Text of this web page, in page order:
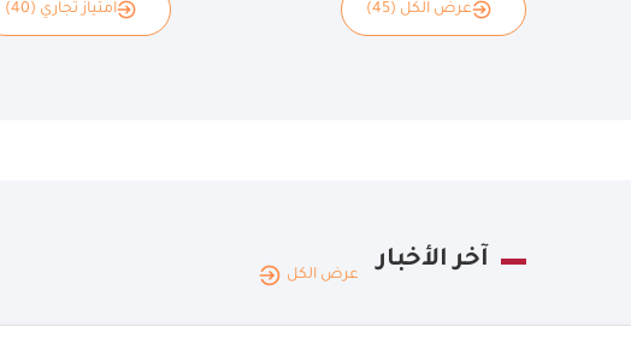
عرض الكل (45) امتياز تجاري (40)
آخر الأخبار
عرض الكل